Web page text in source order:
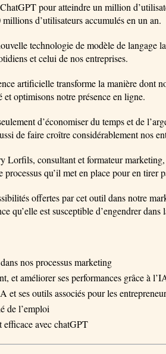
pour atteindre un million
d’utilisateurs accumulés en un an.
technologie de modèle de langage
et celui de nos entreprises.
artificielle transforme la manière dont
optimisons notre présence en ligne.
d’économiser du temps et de
de faire croître considérablement nos
Lorfils, consultant et formateur
qu’il met en place pour en tirer
offertes par cet outil dans notre
qu’elle est susceptible d’engendrer dans
nos processus marketing
et améliorer ses performances grâce à
et ses outils associés pour les
de l’emploi
efficace avec chatGPT